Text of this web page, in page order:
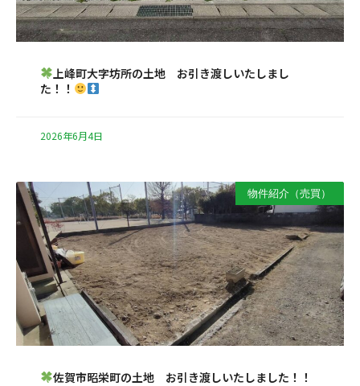
上峰町大字坊所の土地 お引き渡しいたしまし
た！！
2026年6月4日
物件紹介（売買）
佐賀市昭栄町の土地 お引き渡しいたしました！！